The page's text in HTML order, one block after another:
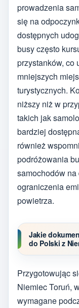
prowadzenia
się na
dostępnych
busy często
przystanków, co
mniejszych
turystycznych.
niższy niż w
takich jak
bardziej
również
podróżowania
samochodów
ograniczenia
powietrza.
Jakie
do Polski z
Przygotowując
Niemiec Toruń,
wymagane